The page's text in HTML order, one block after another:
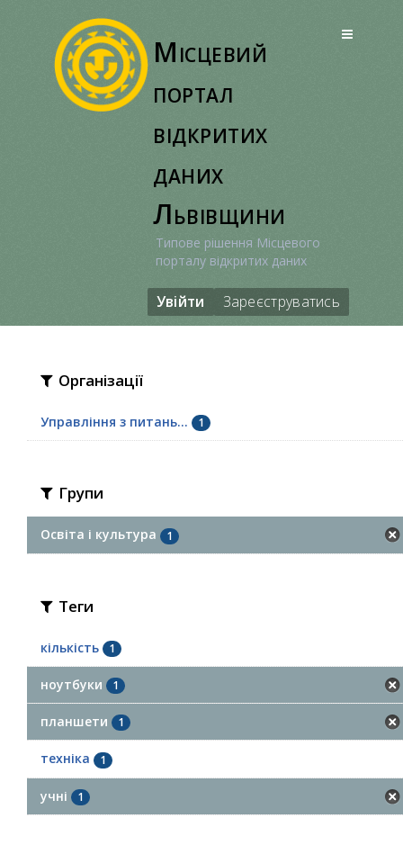
Місцевий
портал
відкритих
даних
Львівщини
Типове рішення Місцевого
порталу відкритих даних
Увійти Зареєструватись
Організації
Управління з питань... 1
Групи
Освіта і культура 1
Теги
кількість 1
ноутбуки 1
планшети 1
техніка 1
учні 1